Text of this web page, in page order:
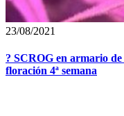
23/08/2021
? SCROG en armario
floración 4ª semana